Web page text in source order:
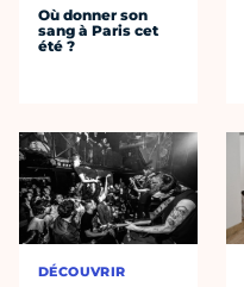
Où donner son
sang à Paris cet
été ?
DÉCOUVRIR